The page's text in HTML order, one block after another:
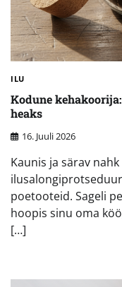
ILU
Kodune
heaks
16. Juuli 2026
Kaunis ja särav
poetooteid. Sageli
hoopis sinu oma
[…]